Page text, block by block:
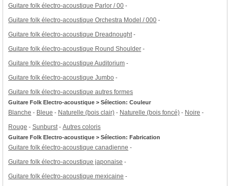
Guitare folk électro-acoustique Parlor / 00 -
Guitare folk électro-acoustique Orchestra Model / 000 -
Guitare folk électro-acoustique Dreadnought -
Guitare folk électro-acoustique Round Shoulder -
Guitare folk électro-acoustique Auditorium -
Guitare folk électro-acoustique Jumbo -
Guitare folk électro-acoustique autres formes
Guitare Folk Electro-acoustique > Sélection: Couleur
Blanche - Bleue - Naturelle (bois clair) - Naturelle (bois foncé) - Noire -
Rouge - Sunburst - Autres coloris
Guitare Folk Electro-acoustique > Sélection: Fabrication
Guitare folk électro-acoustique canadienne -
Guitare folk électro-acoustique japonaise -
Guitare folk électro-acoustique mexicaine -